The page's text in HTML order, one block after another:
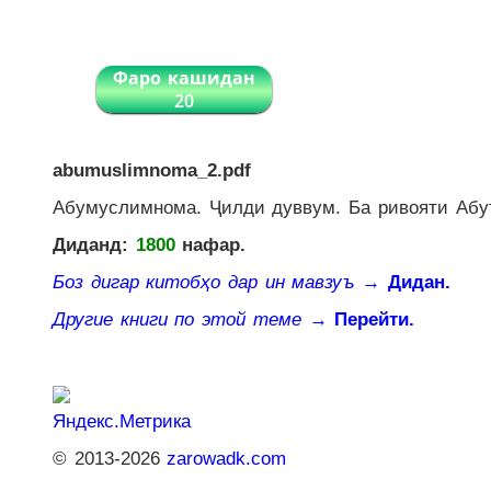
Фаро кашидан
20
abumuslimnoma_2.pdf
Абумуслимнома. Ҷилди дуввум. Ба ривояти
Диданд: 1800нафар.
Боз дигар китобҳо дар ин мавзуъ → Дидан.
Другие книги по этой теме → Перейти.
© 2013-2026zarowadk.com